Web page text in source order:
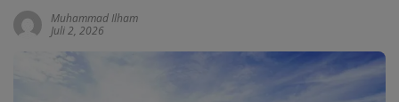
Muhammad Ilham
Juli 2, 2026